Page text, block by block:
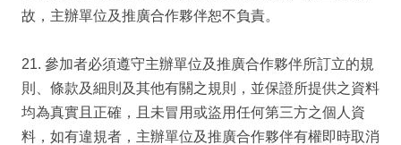
故，主辦單位及推廣合作夥伴恕不負責。
21. 參加者必須遵守主辦單位及推廣合作夥伴所訂立的規
則、條款及細則及其他有關之規則，並保證所提供之資料
均為真實且正確，且未冒用或盜用任何第三方之個人資
料，如有違規者，主辦單位及推廣合作夥伴有權即時取消